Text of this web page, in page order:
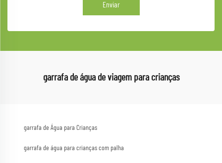
Enviar
garrafa de água de viagem para crianças
garrafa de Água para Crianças
garrafa de água para crianças com palha